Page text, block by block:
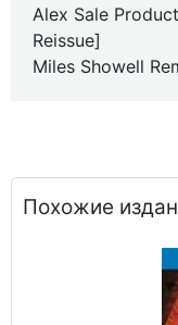
Alex Sale
Reissue]
Miles Showell
Похожие